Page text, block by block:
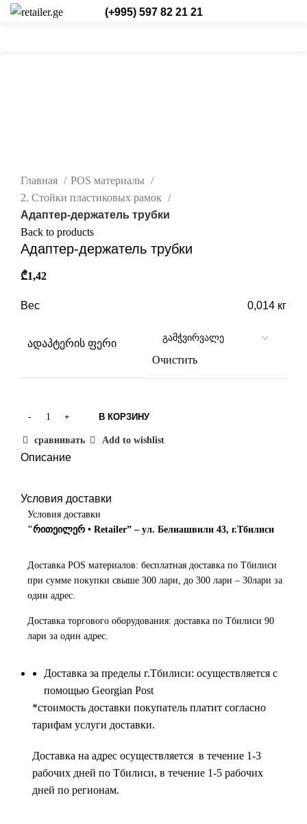
(+995) 597 82 21 21
Главная
POS материалы
2. Стойки пластиковых рамок
Адаптер-держатель трубки
Back to products
Адаптер-держатель трубки
₾1,42
Вес 0,014 кг
ადაპტერის ფერი
Очистить
В КОРЗИНУ
сравнивать Add to wishlist
Описание
Условия доставки
Условия доставки
"რითეილერ • Retailer” – ул. Белиашвили 43, г.Тбилиси
Доставка POS материалов: бесплатная доставка по Тбилиси
при сумме покупки свыше 300 лари, до 300 лари – 30лари за
один адрес.
Доставка торгового оборудования: доставка по Тбилиси 90
лари за один адрес.
Доставка за пределы г.Тбилиси: осуществляется с
помощью Georgian Post
*cтоимость доставки покупатель платит согласно
тарифам услуги доставки.
Доставка на адрес осуществляется в течение 1-3
рабочих дней по Тбилиси, в течение 1-5 рабочих
дней по регионам.